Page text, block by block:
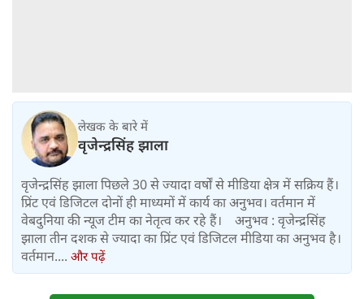
लेखक के बारे में
वृजेन्द्रसिंह झाला
वृजेन्द्रसिंह झाला पिछले 30 से ज्यादा वर्षों से मीडिया क्षेत्र में सक्रिय हैं।
प्रिंट एवं डिजिटल दोनों ही माध्यमों में कार्य का अनुभव। वर्तमान में
वेबदुनिया की न्यूज टीम का नेतृत्व कर रहे हैं। अनुभव : वृजेन्द्रसिंह
झाला तीन दशक से ज्यादा का प्रिंट एवं डिजिटल मीडिया का अनुभव है।
वर्तमान.... और पढ़ें